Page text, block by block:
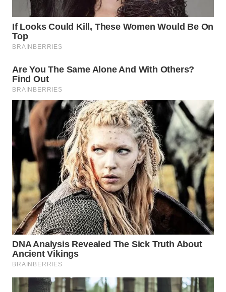
KUNINGAN
WN
MAJALENGKA
WN
SUBANG
WN
SUKABUMI
WN
PURWAKARTA
WN
PRIANGAN
TIMUR
WN
SEMARANG
WN
SOLO